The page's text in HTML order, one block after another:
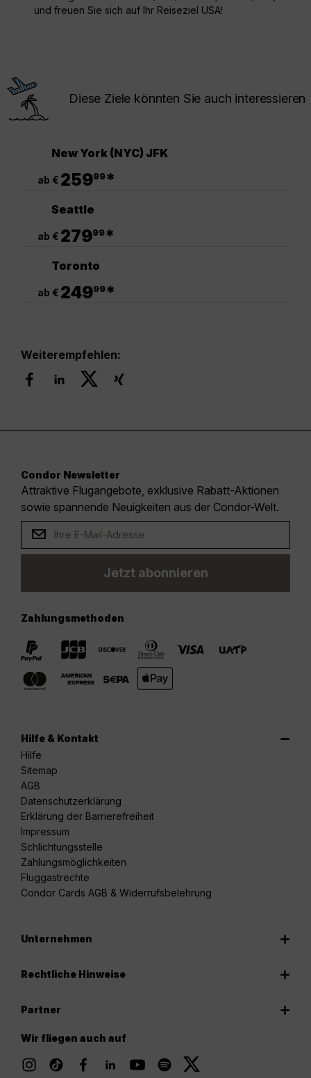
und freuen Sie sich auf Ihr Reiseziel USA!
Diese Ziele könnten Sie auch interessieren
New York (NYC) JFK
ab € 25999*
Seattle
ab € 27999*
Toronto
ab € 24999*
Weiterempfehlen:
Condor Newsletter
Attraktive Flugangebote, exklusive Rabatt-Aktionen
sowie spannende Neuigkeiten aus der Condor-Welt.
Jetzt abonnieren
Zahlungsmethoden
Hilfe & Kontakt
Hilfe
Sitemap
AGB
Datenschutzerklärung
Erklärung der Barrierefreiheit
Impressum
Schlichtungsstelle
Zahlungsmöglichkeiten
Fluggastrechte
Condor Cards AGB & Widerrufsbelehrung
Unternehmen
Rechtliche Hinweise
Partner
Wir fliegen auch auf